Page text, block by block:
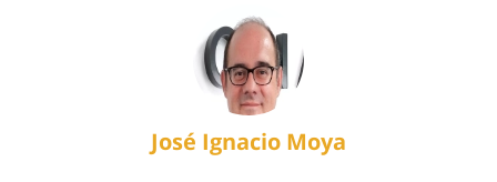
José Ignacio Moya